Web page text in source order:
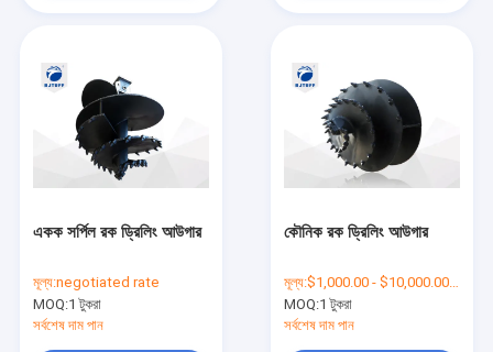
একক সর্পিল রক ড্রিলিং আউগার
মূল্য:negotiated rate
MOQ:1 টুকরা
সর্বশেষ দাম পান
কৌনিক রক ড্রিলিং আউগার
মূল্য:$1,000.00 - $10,000.00/Unit
MOQ:1 টুকরা
সর্বশেষ দাম পান